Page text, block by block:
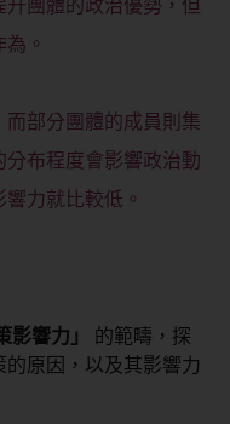
團體的政治優勢，但
。
部分團體的成員則集
布程度會影響政治動
力就比較低。
影響力」
的範疇，探
原因，以及其影響力